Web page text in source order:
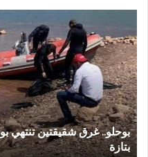
د
ي
ا
ج
ع
و
ن
ة
وادي اجعونة بتازة…
حلم متنزه بيئي